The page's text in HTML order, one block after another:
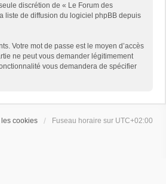
discrétion de « Le Forum des
liste de diffusion du logiciel phpBB depuis
Votre mot de passe est le moyen d’accès
ne peut vous demander légitimement
vous demandera de spécifier
cookies Fuseau horaire sur UTC+02:00